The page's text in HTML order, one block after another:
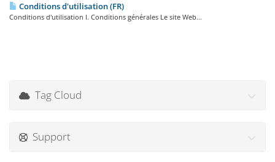
Conditions d'utilisation (FR)
Conditions d'utilisation I. Conditions générales Le site Web...
Tag Cloud
Support